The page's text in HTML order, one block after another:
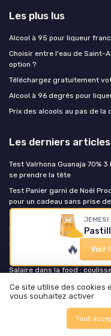
JEMESI
🔥 Voir
Les plus lus
Alcool à 95 pour liqueur
Choisir entre l'eau de Saint-
option ?
Téléchargez gratuitement
Alcool à 96 degrés pour
Prix des alcools au pas de la
Les derniers articles
Test Valrhona Guanaja 70%
se prendre la tête
Test Panier garni de Noël
pour un cadeau sans prise
Test Lot 15 bières Brasserie
personnalisable qui fait le taf
Comment la nappe en lin
food
Salaire dans la food :
Foodie Food
Ce site utilise des cookies
vous souhaitez activer
Tout